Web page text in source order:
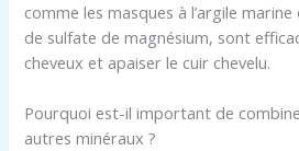
comme les masques à l’argile
de sulfate de magnésium, sont
cheveux et apaiser le cuir chevelu.
Pourquoi est-il important de
autres minéraux ?